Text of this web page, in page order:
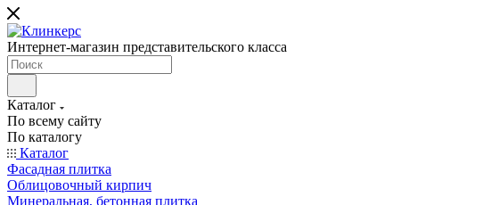
Интернет-магазин представительского класса
Каталог
По всему сайту
По каталогу
Каталог
Фасадная плитка
Облицовочный кирпич
Минеральная, бетонная плитка